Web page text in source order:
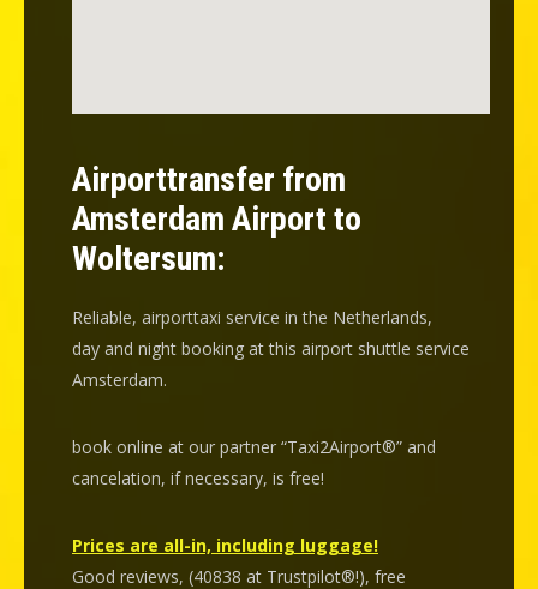
Airporttransfer from
Amsterdam Airport to
Woltersum:
Reliable, airporttaxi service in the Netherlands,
day and night booking at this airport shuttle service
Amsterdam.
book online at our partner “Taxi2Airport®” and
cancelation, if necessary, is free!
Prices are all-in, including luggage!
Good reviews, (40838 at Trustpilot®!), free